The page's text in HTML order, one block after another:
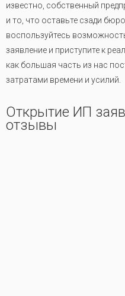
известно, собственный
и то, что оставьте сзади
воспользуйтесь
заявление и приступите к
как большая часть из нас
затратами времени и усилий.
Открытие ИП
отзывы